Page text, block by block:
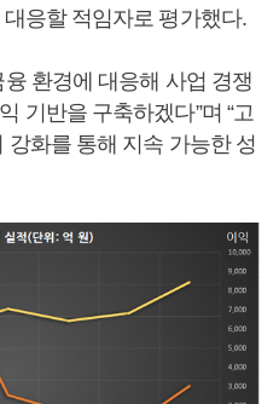
응할 적임자로 평가했다.
환경에 대응해 사업 경쟁
기반을 구축하겠다”며 “고
화를 통해 지속 가능한 성